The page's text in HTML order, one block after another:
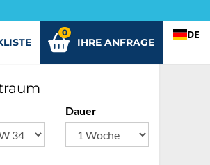
IHRE ANFRAGE
0 DE
Dauer